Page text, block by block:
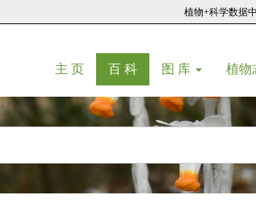
植物+科学数据
主 页(current)
百 科(current)
图 库 植物